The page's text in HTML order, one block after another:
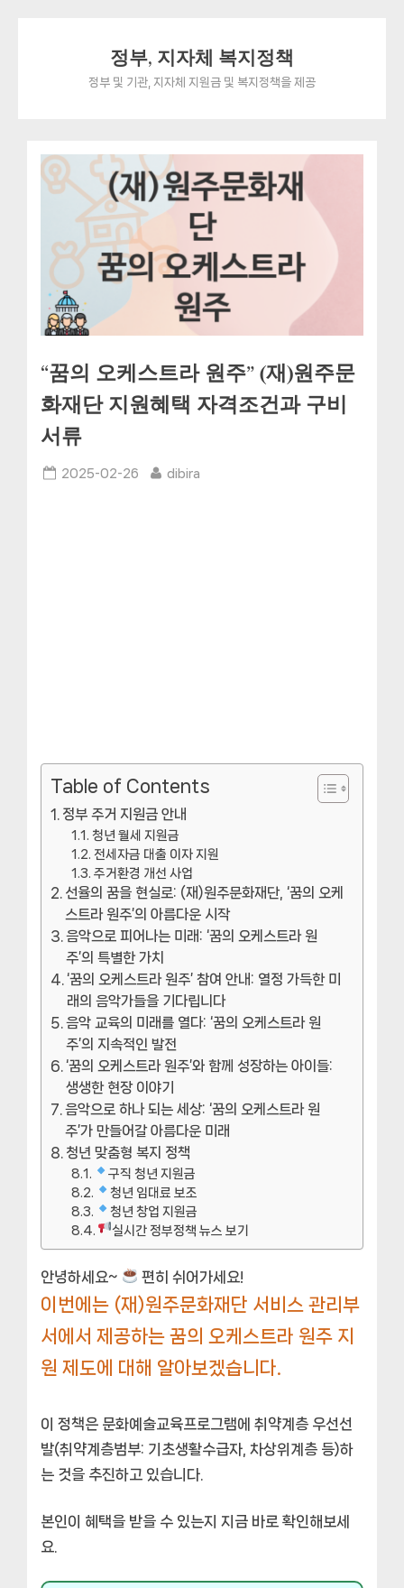
정부, 지자체 복지정책
정부 및 기관, 지자체 지원금 및 복지정책을 제공
“꿈의 오케스트라 원주” (재)원주문
화재단 지원혜택 자격조건과 구비
서류
Posted
2025-02-26 By
dibira
Table of Contents
정부 주거 지원금 안내
청년 월세 지원금
전세자금 대출 이자 지원
주거환경 개선 사업
선율의 꿈을 현실로: (재)원주문화재단, ‘꿈의 오케
스트라 원주’의 아름다운 시작
음악으로 피어나는 미래: ‘꿈의 오케스트라 원
주’의 특별한 가치
‘꿈의 오케스트라 원주’ 참여 안내: 열정 가득한 미
래의 음악가들을 기다립니다
음악 교육의 미래를 열다: ‘꿈의 오케스트라 원
주’의 지속적인 발전
‘꿈의 오케스트라 원주’와 함께 성장하는 아이들:
생생한 현장 이야기
음악으로 하나 되는 세상: ‘꿈의 오케스트라 원
주’가 만들어갈 아름다운 미래
청년 맞춤형 복지 정책
구직 청년 지원금
청년 임대료 보조
청년 창업 지원금
실시간 정부정책 뉴스 보기
안녕하세요~ 편히 쉬어가세요!
이번에는 (재)원주문화재단 서비스 관리부
서에서 제공하는 꿈의 오케스트라 원주 지
원 제도에 대해 알아보겠습니다.
이 정책은 문화예술교육프로그램에 취약계층 우선선
발(취약계층범부: 기초생활수급자, 차상위계층 등)하
는 것을 추진하고 있습니다.
본인이 혜택을 받을 수 있는지 지금 바로 확인해보세
요.